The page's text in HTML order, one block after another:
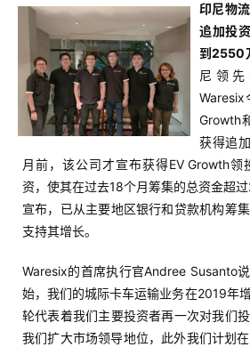
首
推
广
营
实
分
享
案
印尼物
追加投
到2550
尼领
Waresix
Growth
获得追
月前，该公司才宣布获得EV Growth
资，使其在过去18个月筹集的总资金超
宣布，已从主要地区银行和贷款机构筹
支持其增长。
Waresix的首席执行官Andree Susanto
始，我们的城际卡车运输业务在2019年
轮代表着我们主要投资者再一次对我们
我们扩大市场领导地位，此外我们计划